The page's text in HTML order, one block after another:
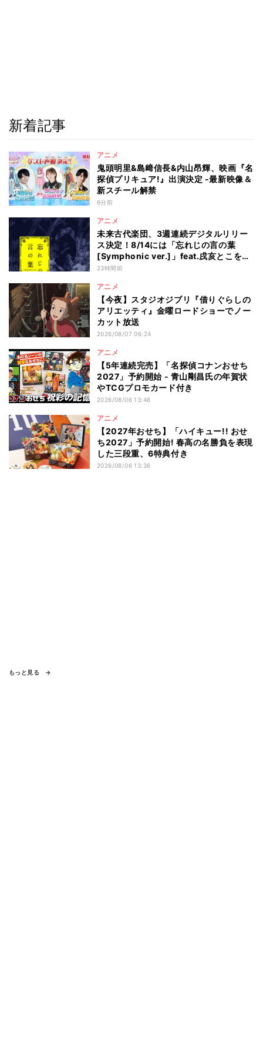
新着記事
アニメ
鬼頭明里&島﨑信長&内山昂輝、映画『名
探偵プリキュア!』出演決定 -最新映像＆
新スチール解禁
6分前
アニメ
未来古代楽団、3週連続デジタルリリー
ス決定！8/14には「忘れじの言の葉
[Symphonic ver.]」feat.戌亥とこを配
信
23時間前
アニメ
【今夜】スタジオジブリ『借りぐらしの
アリエッティ』金曜ロードショーでノー
カット放送
2026/08/07 06:24
アニメ
【5年連続完売】「名探偵コナンおせち
2027」予約開始 - 青山剛昌氏の年賀状
やTCGプロモカード付き
2026/08/06 13:46
アニメ
【2027年おせち】「ハイキュー!! おせ
ち2027」予約開始! 春高の名勝負を表現
した三段重、6特典付き
2026/08/06 13:36
もっと見る